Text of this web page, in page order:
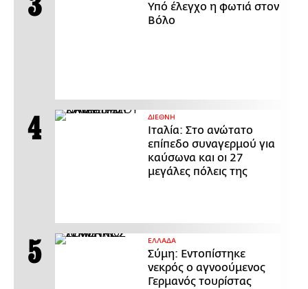
Υπό έλεγχο η φωτιά στον
Βόλο
ΔΙΕΘΝΗ
Ιταλία: Στο ανώτατο
επίπεδο συναγερμού για
καύσωνα και οι 27
μεγάλες πόλεις της
ΕΛΛΑΔΑ
Σύμη: Εντοπίστηκε
νεκρός ο αγνοούμενος
Γερμανός τουρίστας